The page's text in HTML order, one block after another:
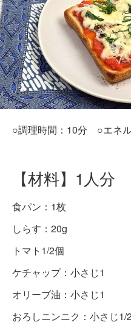
○調理時間：10分 ○エネ
【材料】1人分
食パン：1枚
しらす：20g
トマト1/2個
ケチャップ：小さじ1
オリーブ油：小さじ1
おろしニンニク：小さじ1/